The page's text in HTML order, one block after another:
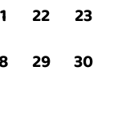
22
23
29
30